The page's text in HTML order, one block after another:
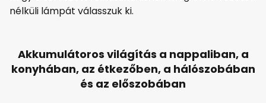
nélküli lámpát válasszuk ki.
Akkumulátoros világítás a nappaliban, a
konyhában, az étkezőben, a hálószobában
és az előszobában